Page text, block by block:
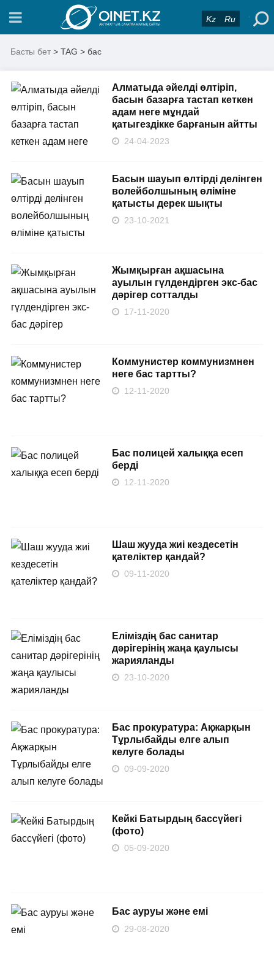
Kz Ru
Басты бет > TAG > бас
Алматыда әйелді өлтіріп,
басын базарға тастап кеткен
адам неге мұндай
қатыгездікке барғанын айтты
24-04-2023
Басын шауып өлтірді делінген
волейболшының өліміне
қатысты дерек шықты
23-10-2021
Жымқырған ақшасына
ауылын гүлдендірген экс-бас
дәрігер сотталды
17-11-2020
Коммунистер коммунизмнен
неге бас тартты?
12-11-2020
Бас полицей халыққа есеп
берді
12-11-2020
Шаш жууда жиі кездесетін
қателіктер қандай?
09-11-2020
Еліміздің бас санитар
дәрігерінің жаңа қаулысы
жарияланды
23-10-2020
Бас прокуратура: Ақжарқын
Тұрлыбайды елге алып
келуге болады
09-09-2020
Кейкі Батырдың бассүйегі
(фото)
05-09-2020
Бас ауруы және емі
29-08-2020